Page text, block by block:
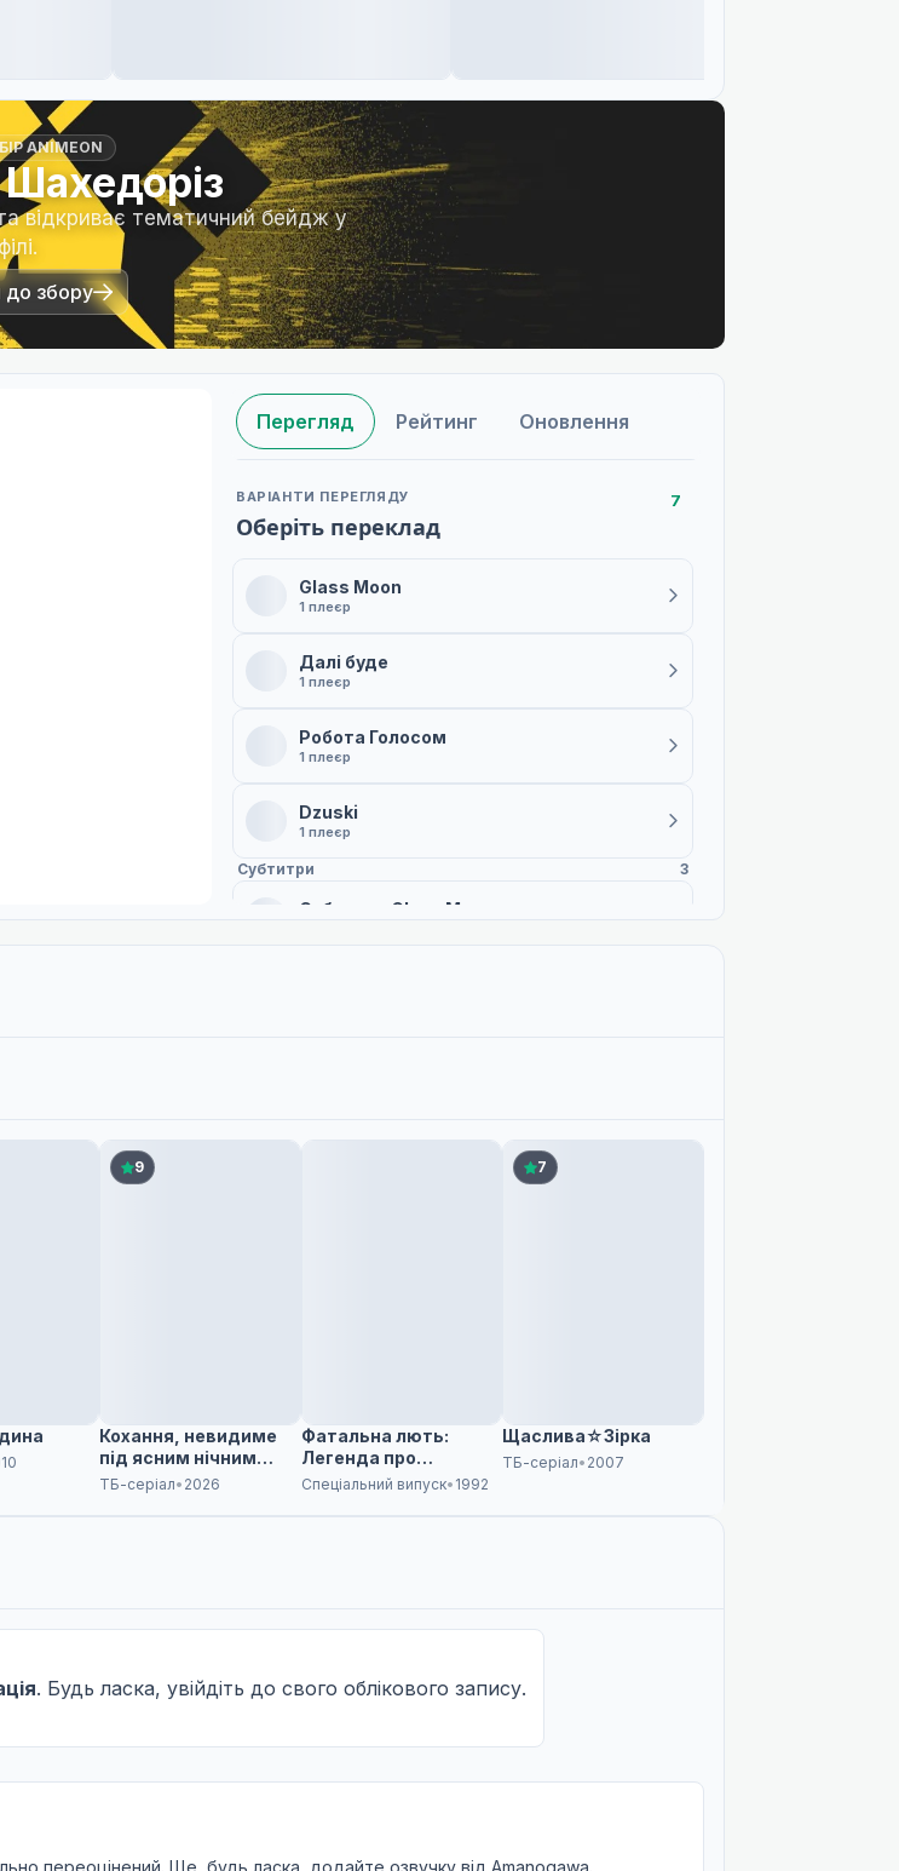
ANIMEON
відкриває тематичний бейдж у
до збору
Перегляд Рейтинг Оновлення
ВАРІАНТИ ПЕРЕГЛЯДУ
Оберіть переклад
7
Glass Moon
1 плеєр
Далі буде
1 плеєр
Робота Голосом
1 плеєр
Dzuski
1 плеєр
Субтитри 3
Субтитри Glass Moon
9
Кохання, невидиме
під ясним нічним
небом
ТБ-серіал• 2026
Фатальна лють:
Легенда про
голодного вовка
Спеціальний випуск• 1992
7
Щаслива☆Зірка
ТБ-серіал• 2007
. Будь ласка, увійдіть до свого облікового запису.
переоцінений. Ще, будь ласка, додайте озвучку від Amanogawa.